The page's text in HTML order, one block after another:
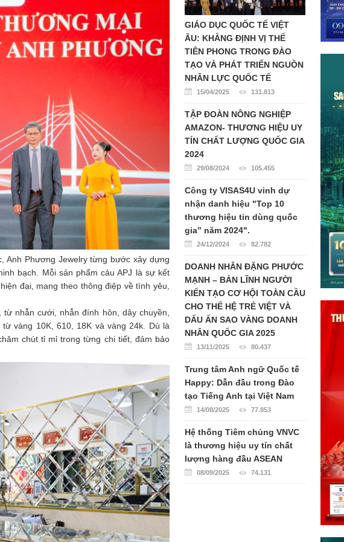
Anh Phương Jewelry từng bước xây dựng
bạch. Mỗi sản phẩm cảu APJ là sự kết
đại, mang theo thông điệp về tình yêu,
nhẫn cưới, nhẫn đính hôn, dây chuyền,
vàng 10K, 610, 18K và vàng 24k. Dù là
chút tỉ mỉ trong từng chi tiết, đảm bảo
GIÁO DỤC QUỐC TẾ VIỆT
ÂU: KHẲNG ĐỊNH VỊ THẾ
TIÊN PHONG TRONG ĐÀO
TẠO VÀ PHÁT TRIỂN NGUỒN
NHÂN LỰC QUỐC TẾ
15/04/2025 131.813
TẬP ĐOÀN NÔNG NGHIỆP
AMAZON- THƯƠNG HIỆU UY
TÍN CHẤT LƯỢNG QUỐC GIA
2024
29/08/2024 105.455
Công ty VISAS4U vinh dự
nhận danh hiệu "Top 10
thương hiệu tin dùng quốc
gia” năm 2024".
24/12/2024 82.782
DOANH NHÂN ĐẶNG PHƯỚC
MẠNH – BẢN LĨNH NGƯỜI
KIẾN TẠO CƠ HỘI TOÀN CẦU
CHO THẾ HỆ TRẺ VIỆT VÀ
DẤU ẤN SAO VÀNG DOANH
NHÂN QUỐC GIA 2025
13/11/2025 80.437
Trung tâm Anh ngữ Quốc tế
Happy: Dẫn đầu trong Đào
tạo Tiếng Anh tại Việt Nam
14/08/2025 77.853
Hệ thống Tiêm chủng VNVC
là thương hiệu uy tín chất
lượng hàng đầu ASEAN
08/09/2025 74.131